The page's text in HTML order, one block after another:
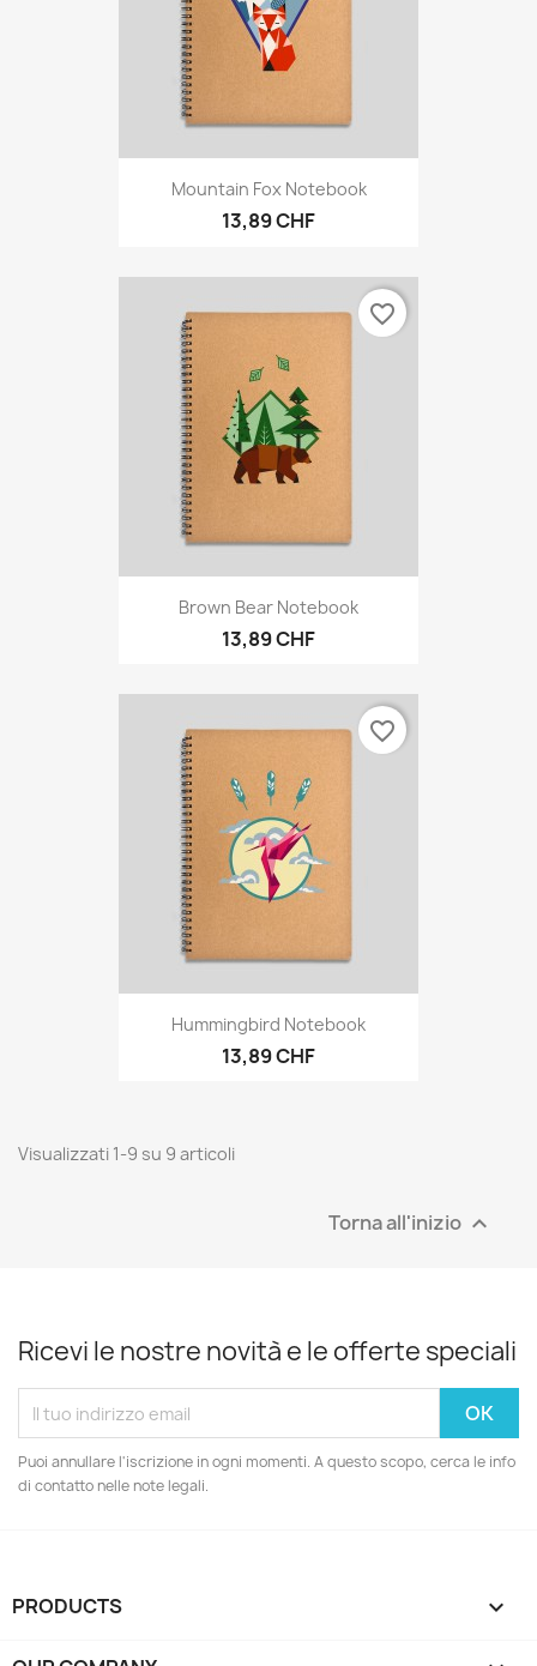
Mountain Fox Notebook
13,89 CHF
Brown Bear Notebook
13,89 CHF
favorite_border
Hummingbird Notebook
13,89 CHF
favorite_border
Visualizzati 1-9 su 9 articoli
Torna all'inizio 
Ricevi le nostre novità e le offerte speciali
Puoi annullare l'iscrizione in ogni momenti. A questo scopo, cerca le info
di contatto nelle note legali.
PRODUCTS 